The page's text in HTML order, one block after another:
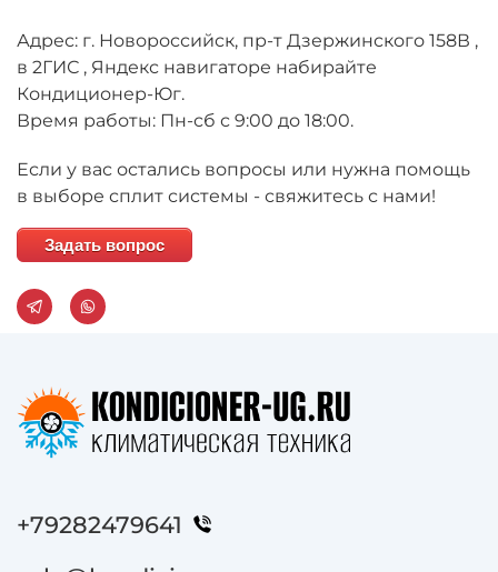
Адрес: г. Новороссийск, пр-т Дзержинского 158В ,
в 2ГИС , Яндекс навигаторе набирайте
Кондиционер-Юг.
Время работы: Пн-сб с 9:00 до 18:00.
Если у вас остались вопросы или нужна помощь
в выборе сплит системы - свяжитесь с нами!
Задать вопрос
+79282479641